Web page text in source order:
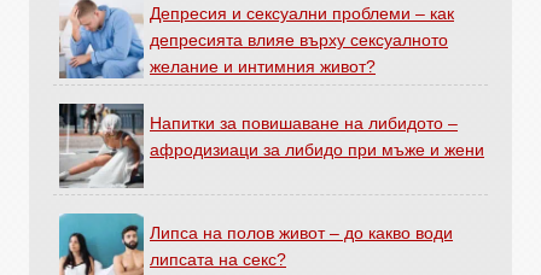
Депресия и сексуални проблеми – как
депресията влияе върху сексуалното
желание и интимния живот?
Напитки за повишаване на либидото –
афродизиаци за либидо при мъже и жени
Липса на полов живот – до какво води
липсата на секс?